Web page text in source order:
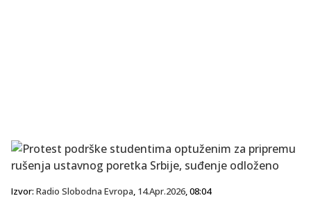
Izvor: Radio Slobodna Evropa, 14.Apr.2026, 08:04